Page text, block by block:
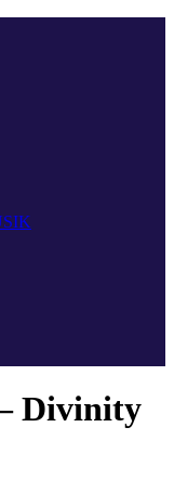
Divinity